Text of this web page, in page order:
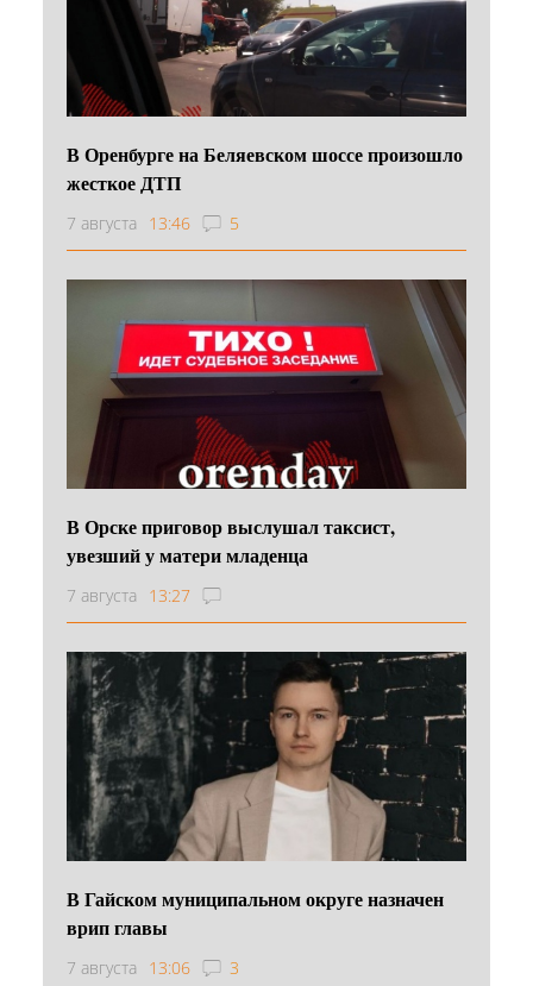
В Оренбурге на Беляевском шоссе произошло
жесткое ДТП
7 августа 13:46 5
В Орске приговор выслушал таксист,
увезший у матери младенца
7 августа 13:27
В Гайском муниципальном округе назначен
врип главы
7 августа 13:06 3